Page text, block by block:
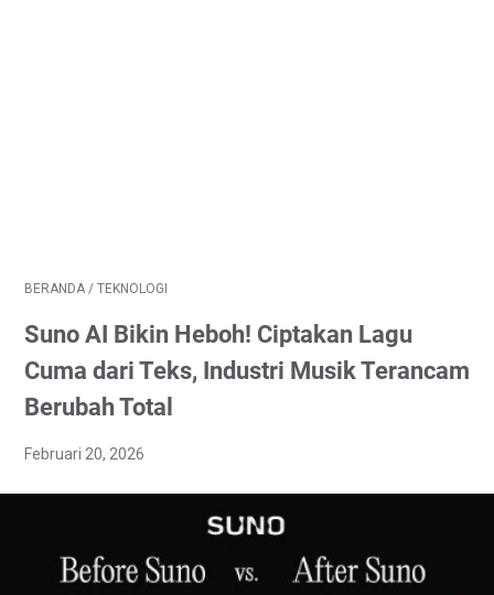
BERANDA / TEKNOLOGI
Suno AI Bikin Heboh! Ciptakan Lagu
Cuma dari Teks, Industri Musik Terancam
Berubah Total
Februari 20, 2026